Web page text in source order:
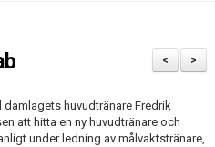
>
<
huvudtränare Fredrik
att hitta en ny huvudtränare och
under ledning av målvaktstränare,